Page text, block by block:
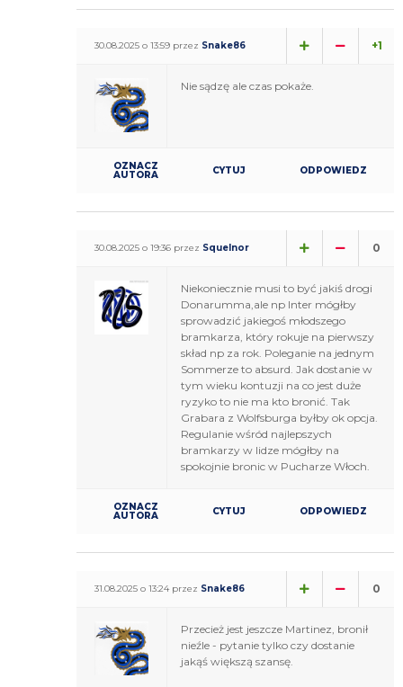
30.08.2025 o 13:59 przez Snake86 +1
Nie sądzę ale czas pokaże.
OZNACZ
AUTORA CYTUJ ODPOWIEDZ
30.08.2025 o 19:36 przez Squelnor 0
Niekoniecznie musi to być jakiś drogi
Donarumma,ale np Inter mógłby
sprowadzić jakiegoś młodszego
bramkarza, który rokuje na pierwszy
skład np za rok. Poleganie na jednym
Sommerze to absurd. Jak dostanie w
tym wieku kontuzji na co jest duże
ryzyko to nie ma kto bronić. Tak
Grabara z Wolfsburga byłby ok opcja.
Regulanie wśród najlepszych
bramkarzy w lidze mógłby na
spokojnie bronic w Pucharze Włoch.
OZNACZ
AUTORA CYTUJ ODPOWIEDZ
31.08.2025 o 13:24 przez Snake86 0
Przecież jest jeszcze Martinez, bronił
nieźle - pytanie tylko czy dostanie
jakąś większą szansę.